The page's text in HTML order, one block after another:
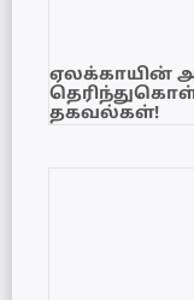
ஏலக்காயின்
தகவல்கள்!